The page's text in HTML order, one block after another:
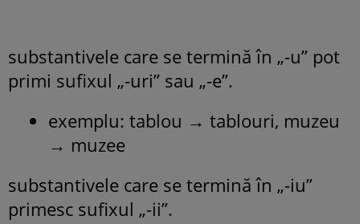
substantivele care se termină în „-u” pot
primi sufixul „-uri” sau „-e”.
exemplu: tablou → tablouri, muzeu
→ muzee
substantivele care se termină în „-iu”
primesc sufixul „-ii”.